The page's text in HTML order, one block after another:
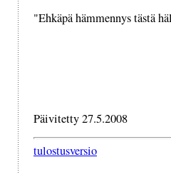
"Ehkäpä hämmennys tästä
Päivitetty 27.5.2008
tulostusversio